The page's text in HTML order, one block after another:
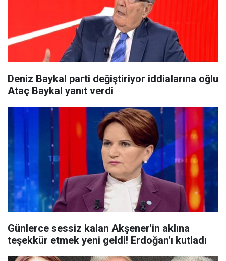
Deniz Baykal parti değiştiriyor iddialarına oğlu
Ataç Baykal yanıt verdi
Günlerce sessiz kalan Akşener'in aklına
teşekkür etmek yeni geldi! Erdoğan'ı kutladı